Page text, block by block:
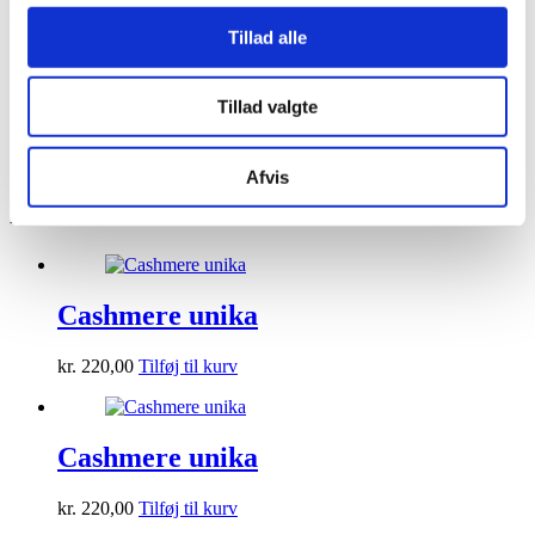
Tillad alle
Tillad valgte
Afvis
Du kunne også være interesseret i…
Silky Mohair Purple Påskeæg
Relaterede varer
Cashmere unika
kr. 220,00 Tilføj til kurv
Cashmere unika
kr. 220,00 Tilføj til kurv